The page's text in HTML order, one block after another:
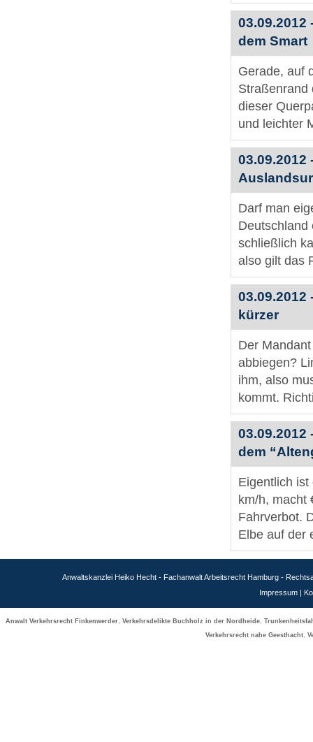
03.09.2012
dem Smart
Gerade, auf
Straßenrand
dieser
und leichter
Darf man
Deutschland
schließlich
also gilt das
kürzer
Der
abbiegen?
ihm, also
kommt.
dem
Eigentlich
km/h, macht
Fahrverbot.
Elbe auf der
Anwaltskanzlei Heiko Hecht - Fachanwalt Arbeitsrecht Hamburg -
Impressum|
Anwalt Verkehrsrecht Finkenwerder, Verkehrsdelikte Buchholz in der Nordheide,
Verkehrsrecht nahe Geesthacht,